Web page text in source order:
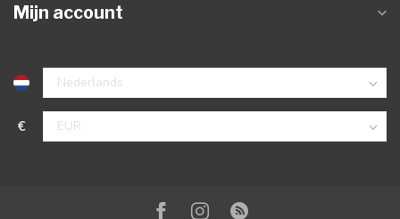
Mijn account
€